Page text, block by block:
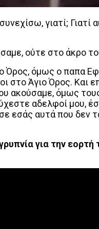
γιατί;
ούτε στο άκρο
όμως ο παπα
στο Άγιο Όρος. Και
ακούσαμε, όμως
αδελφοί μου,
εσάς αυτά που δεν
για την εορτή